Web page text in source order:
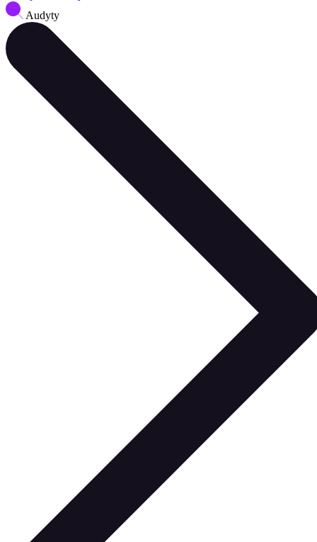
Audyty